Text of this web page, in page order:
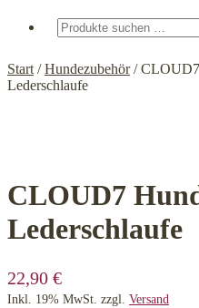
Suchen
nach:
Start /Hundezubehör/
Lederschlaufe
CLOUD7
Lederschlaufe
22,90 €
Inkl. 19% MwSt. zzgl. Versand